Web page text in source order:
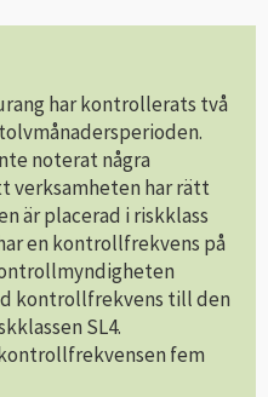
har kontrollerats två
noterat några
verksamheten har rätt
är placerad i riskklass
en kontrollfrekvens på
kontrollfrekvens till den
SL4.
fem